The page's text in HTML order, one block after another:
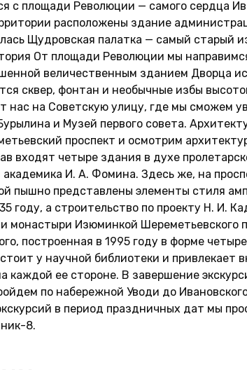
с площади Революции — самого сердца
расположены здание
Щудровская палатка — самый старый
От площади Революции мы
величественным зданием Дворца
сквер, фонтан и необычные избы
на Советскую улицу, где мы сможем
и Музей первого совета.
проспект и осмотрим
входят четыре здания в духе
И. А. Фомина. Здесь же, на
пышно представлены элементы стиля
году, а строительство по проекту Н. И.
монастыри Изюминкой Шереметьевского
построенная в 1995 году в форме
у научной библиотеки и привлекает
ее стороне. В завершение
по набережной Уводи до
в период праздничных дат мы
8.